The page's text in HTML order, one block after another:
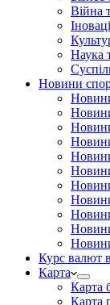
Війна
Наука
Новини
Курс валют
Карта
Карта
Карта